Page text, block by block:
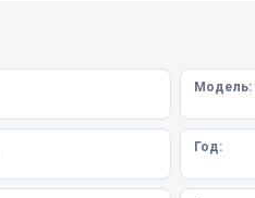
Модель:
Год: